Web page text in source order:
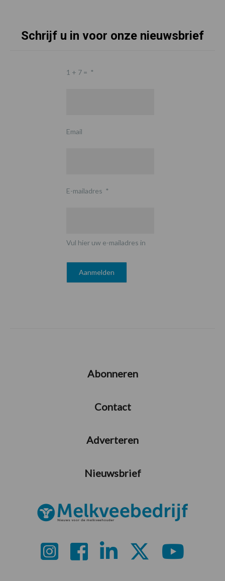
Schrijf u in voor onze nieuwsbrief
1 + 7 = *
Email
E-mailadres *
Vul hier uw e-mailadres in
Abonneren
Contact
Adverteren
Nieuwsbrief